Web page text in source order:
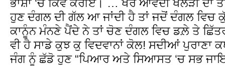
ਭਾਸ਼ਾ ‘ਚ ਕਿਵੇਂ ਕਰੀਏ। … ਖੈਰ ਆਵਦੀ ਖੱਲੜੀ ਦਾ
ਹੁਣ ਦੰਗਲ ਦੀ ਗੱਲ ਆ ਜਾਂਦੀ ਹੈ ਤਾਂ ਜਦੋਂ ਦੰਗਲ ਵਿਚ
ਕਾਨੂੰਨ ਮੰਨਣੇ ਪੈਂਦੇ ਨੇ ਤਾਂ ਚੋਣ ਦੰਗਲ ਵਿਚ ਡਲ਼ੇ ਤੇ
ਵੀ ਹੈ ਸਾਡੇ ਕੁਝ ਕੁ ਵਿਦਵਾਨਾਂ ਕੋਲ! ਸਦੀਆਂ ਪੁਰਾਣਾ
ਜੰਗ ਨੂੰ ਛੱਡੋ ਹੁਣ “ਪਿਆਰ ਅਤੇ ਸਿਆਸਤ ‘ਚ ਸਭ